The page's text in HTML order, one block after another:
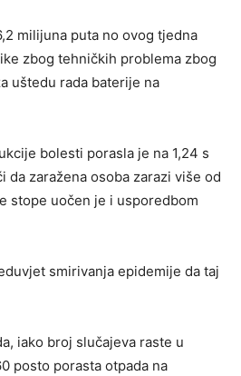
milijuna puta no ovog tjedna
zbog tehničkih problema zbog
uštedu rada baterije na
bolesti porasla je na 1,24 s
da zaražena osoba zarazi više od
stope uočen je i usporedbom
smirivanja epidemije da taj
iako broj slučajeva raste u
posto porasta otpada na